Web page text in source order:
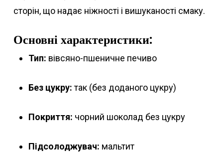
сторін, що надає ніжності і вишуканості смаку.
Основні характеристики:
Тип: вівсяно-пшеничне печиво
Без цукру:так (без доданого цукру)
Покриття: чорний шоколад без цукру
Підсолоджувач: мальтит